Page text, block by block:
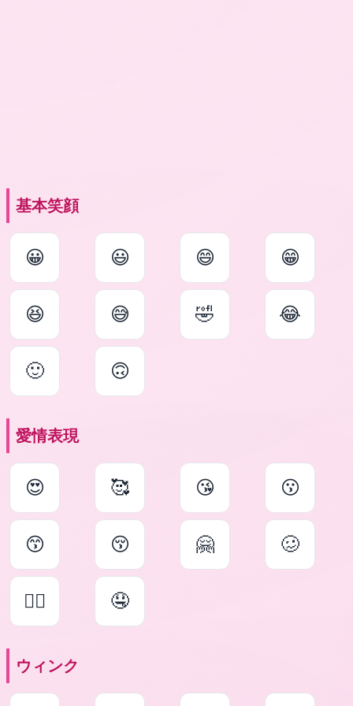
基本笑顔
😀 😃 😄 😁
😆 😅 🤣 😂
🙂 🙃
愛情表現
😍 🥰 😘 😗
😙 😚 🤗 🥴
😵‍💫 🤤
ウィンク